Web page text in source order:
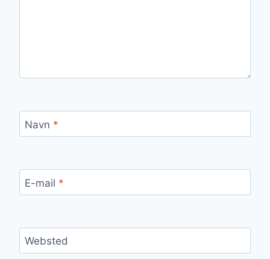
Navn *
E-mail *
Websted